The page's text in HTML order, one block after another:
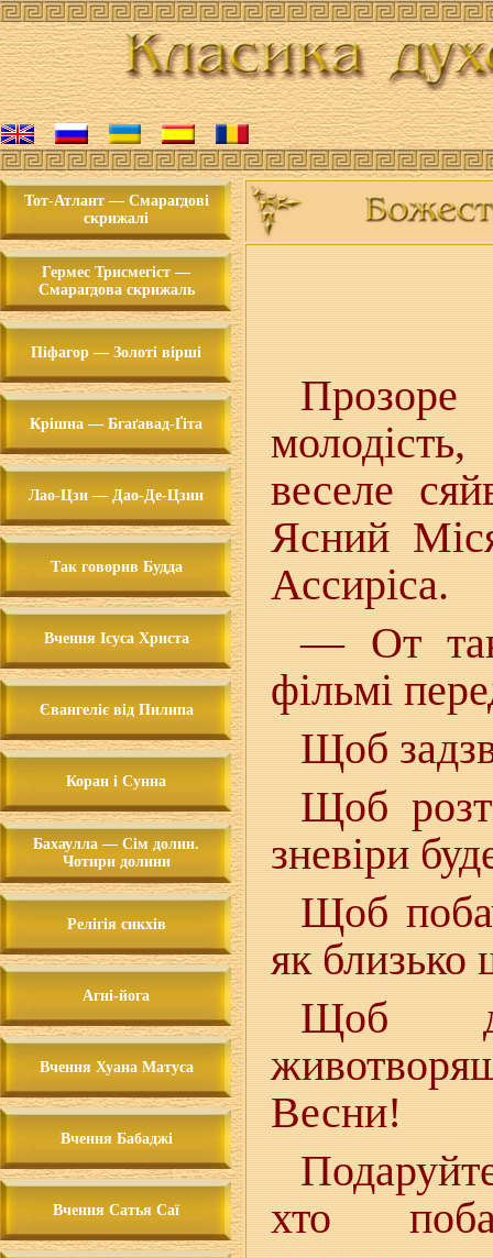
Тот-Атлант — Смарагдові
скрижалі
Гермес Трисмегіст —
Смарагдова скрижаль
Піфагор — Золоті вірші
Крішна — Бгаґавад-Ґіта
Лао-Цзи — Дао-Де-Цзин
Так говорив Будда
Вчення Ісуса Христа
Євангеліє від Пилипа
Коран і Сунна
Бахаулла — Сім долин.
Чотири долини
Релігія сикхів
Агні-йога
Вчення Хуана Матуса
Вчення Бабаджі
Вчення Сатья Саї
Прозоре
веселе
Ясний
Ассиріса.
— От
фільмі
Щоб
Щоб
зневіри
Щоб
як близько
Щоб
Весни!
хто